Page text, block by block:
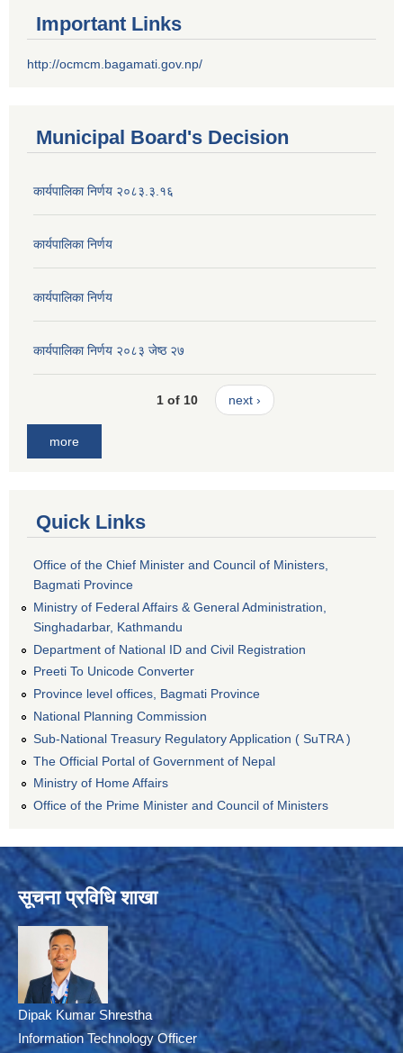
Important Links
http://ocmcm.bagamati.gov.np/
Municipal Board's Decision
कार्यपालिका निर्णय २०८३.३.१६
कार्यपालिका निर्णय
कार्यपालिका निर्णय
कार्यपालिका निर्णय २०८३ जेष्ठ २७
1 of 10 next ›
more
Quick Links
Office of the Chief Minister and Council of Ministers,
Bagmati Province
Ministry of Federal Affairs & General Administration,
Singhadarbar, Kathmandu
Department of National ID and Civil Registration
Preeti To Unicode Converter
Province level offices, Bagmati Province
National Planning Commission
Sub-National Treasury Regulatory Application ( SuTRA )
The Official Portal of Government of Nepal
Ministry of Home Affairs
Office of the Prime Minister and Council of Ministers
सूचना प्रविधि शाखा
Dipak Kumar Shrestha
Information Technology Officer